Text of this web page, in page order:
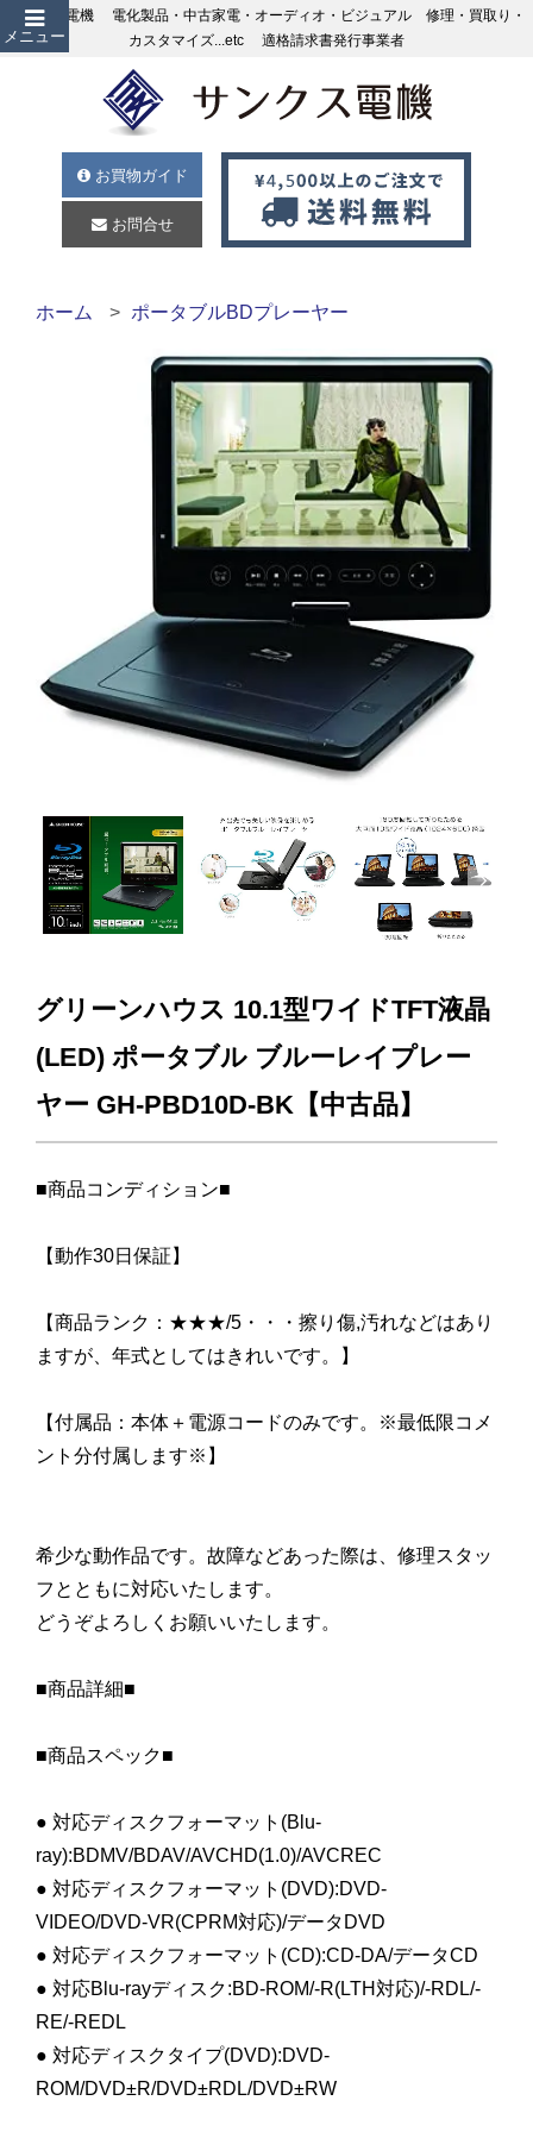
メニュー
サンクス電機 電化製品・中古家電・オーディオ・ビジュアル 修理・買取り・
カスタマイズ...etc 適格請求書発行事業者
お買物ガイド
お問合せ
ホーム ポータブルBDプレーヤー
Next
グリーンハウス 10.1型ワイドTFT液晶
(LED) ポータブル ブルーレイプレー
ヤー GH-PBD10D-BK【中古品】
■商品コンディション■
【動作30日保証】
【商品ランク：★★★/5・・・擦り傷,汚れなどはあり
ますが、年式としてはきれいです。】
【付属品：本体＋電源コードのみです。※最低限コメ
ント分付属します※】
希少な動作品です。故障などあった際は、修理スタッ
フとともに対応いたします。
どうぞよろしくお願いいたします。
■商品詳細■
■商品スペック■
● 対応ディスクフォーマット(Blu-
ray):BDMV/BDAV/AVCHD(1.0)/AVCREC
● 対応ディスクフォーマット(DVD):DVD-
VIDEO/DVD-VR(CPRM対応)/データDVD
● 対応ディスクフォーマット(CD):CD-DA/データCD
● 対応Blu-rayディスク:BD-ROM/-R(LTH対応)/-RDL/-
RE/-REDL
● 対応ディスクタイプ(DVD):DVD-
ROM/DVD±R/DVD±RDL/DVD±RW